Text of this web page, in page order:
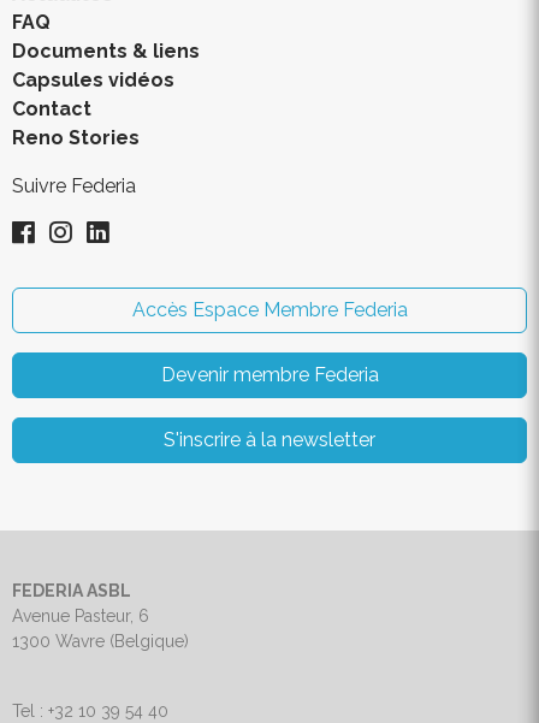
FAQ
Documents & liens
Capsules vidéos
Contact
Reno Stories
Suivre Federia
Accès Espace Membre Federia
Devenir membre Federia
S'inscrire à la newsletter
FEDERIA ASBL
Avenue Pasteur, 6
1300 Wavre (Belgique)
Tel : +32 10 39 54 40